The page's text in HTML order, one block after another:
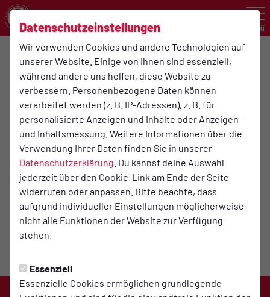
Datenschutzeinstellungen
Wir verwenden Cookies und andere Technologien auf
unserer Website. Einige von ihnen sind essenziell,
während andere uns helfen, diese Website zu
verbessern. Personenbezogene Daten können
verarbeitet werden (z. B. IP-Adressen), z. B. für
personalisierte Anzeigen und Inhalte oder Anzeigen-
und Inhaltsmessung. Weitere Informationen über die
Verwendung Ihrer Daten finden Sie in unserer
Datenschutzerklärung . Du kannst deine Auswahl
jederzeit über den Cookie-Link am Ende der Seite
widerrufen oder anpassen. Bitte beachte, dass
aufgrund individueller Einstellungen möglicherweise
nicht alle Funktionen der Website zur Verfügung
stehen.
Essenziell
Essenzielle Cookies ermöglichen grundlegende
Menü
Osteoporosetraining für Frauen
Meine Truppe, die ich lange in Barlo besportelt habe und
seit 2013 beim HSVSport treibt, ist gleichzeitig mein
größter Kurs mit 9 Teilnehmerinnen zwischen 75 und 83
Jahre, hier geht es oft um Zugspannung aber auch um
Koordination, Kraft und Gleichgewicht
Kursleitung: Birgit Bußhoff